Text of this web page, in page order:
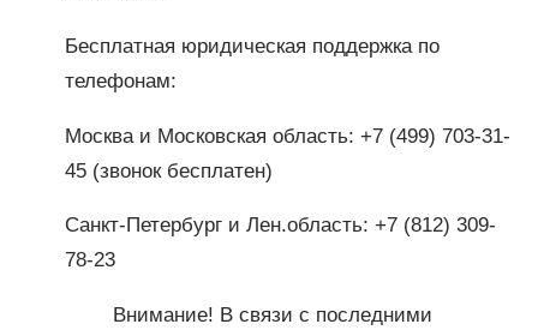
Бесплатная юридическая поддержка по
телефонам:
Москва и Московская область: +7 (499) 703-31-
45 (звонок бесплатен)
Санкт-Петербург и Лен.область: +7 (812) 309-
78-23
Внимание! В связи с последними